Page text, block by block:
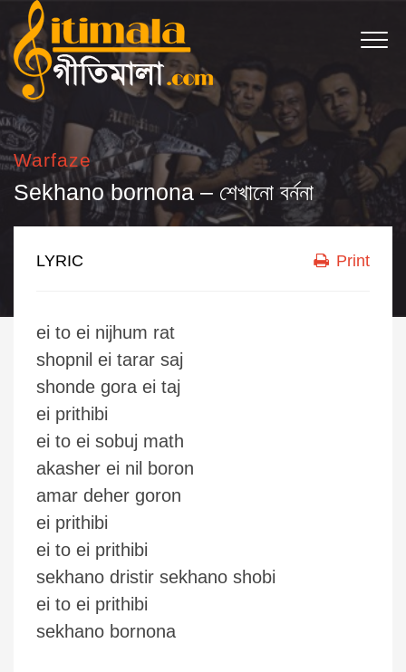
Warfaze
Sekhano bornona – শেখানো বর্ননা
LYRIC Print
ei to ei nijhum rat
shopnil ei tarar saj
shonde gora ei taj
ei prithibi
ei to ei sobuj math
akasher ei nil boron
amar deher goron
ei prithibi
ei to ei prithibi
sekhano dristir sekhano shobi
ei to ei prithibi
sekhano bornona